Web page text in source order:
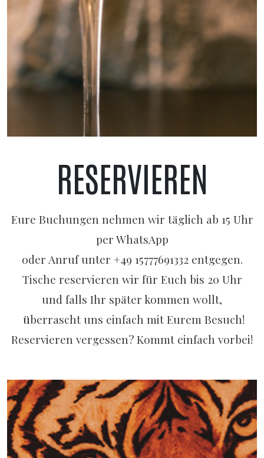
RESERVIEREN
Eure Buchungen nehmen wir täglich ab 15 Uhr
per WhatsApp
oder Anruf unter +49 15777691332 entgegen.
Tische reservieren wir für Euch bis 20 Uhr
und falls Ihr später kommen wollt,
überrascht uns einfach mit Eurem Besuch!
Reservieren vergessen? Kommt einfach vorbei!